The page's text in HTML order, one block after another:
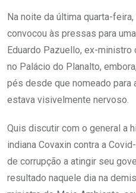
Na noite da última quarta-
convocou às pressas para
Eduardo Pazuello, ex-ministro
no Palácio do Planalto,
pés desde que nomeado para
estava visivelmente nervoso.
Quis discutir com o general a
indiana Covaxin contra a
de corrupção a atingir seu
resultado naquele dia na